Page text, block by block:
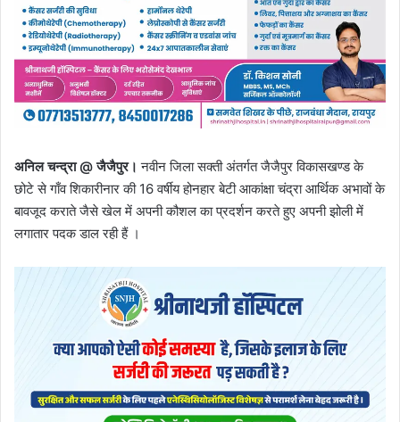
अनिल चन्द्रा @ जैजैपुर। नवीन जिला सक्ती अंतर्गत जैजैपुर विकासखण्ड के
छोटे से गाँव शिकारीनार की 16 वर्षीय होनहार बेटी आकांक्षा चंद्रा आर्थिक अभावों के
बावजूद कराते जैसे खेल में अपनी कौशल का प्रदर्शन करते हुए अपनी झोली में
लगातार पदक डाल रही हैं ।